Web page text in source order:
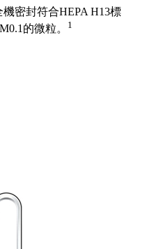
機密封符合HEPA H13標
的微粒。 1